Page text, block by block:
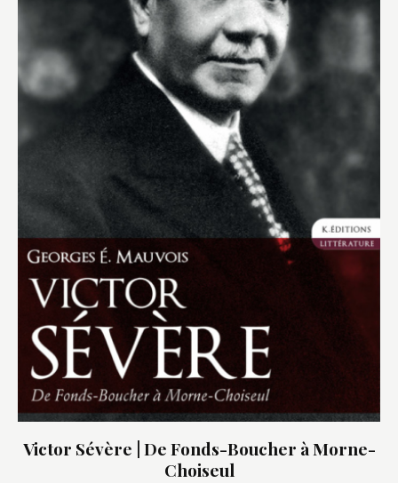
Victor Sévère | De Fonds-Boucher à Morne-
Choiseul